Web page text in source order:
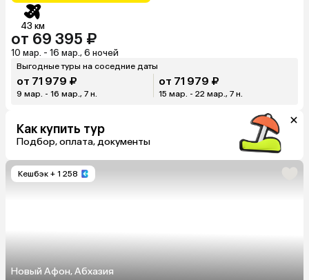
43 км
от 69 395 ₽
10 мар. - 16 мар., 6 ночей
Выгодные туры на соседние даты
от 71 979 ₽
9 мар. - 16 мар., 7 н.
от 71 979 ₽
15 мар. - 22 мар., 7 н.
Как купить тур
Подбор, оплата, документы
Кешбэк + 1 258
Новый Афон, Абхазия